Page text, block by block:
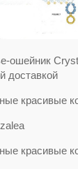
ошейник
доставкой